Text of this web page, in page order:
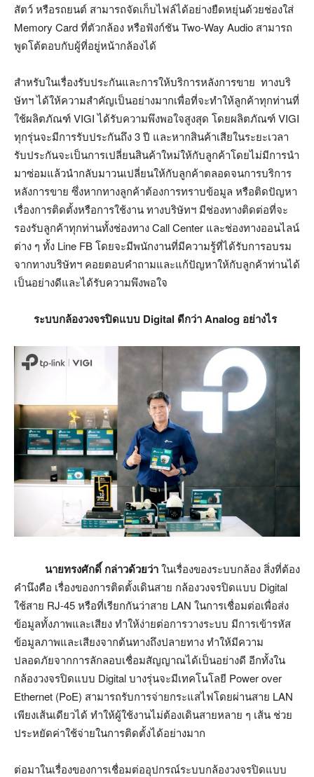
สัตว์ หรือรถยนต์ สามารถจัดเก็บไฟล์ได้อย่างยืดหยุ่นด้วยช่องใส่
Memory Card ที่ตัวกล้อง หรือฟังก์ชัน Two-Way Audio สามารถ
พูดโต้ตอบกับผู้ที่อยู่หน้ากล้องได้
สำหรับในเรื่องรับประกันและการให้บริการหลังการขาย ทางบริ
ษัทฯ ได้ให้ความสำคัญเป็นอย่างมากเพื่อที่จะทำให้ลูกค้าทุกท่านที่
ใช้ผลิตภัณฑ์ VIGI ได้รับความพึงพอใจสูงสุด โดยผลิตภัณฑ์ VIGI
ทุกรุ่นจะมีการรับประกันถึง 3 ปี และหากสินค้าเสียในระยะเวลา
รับประกันจะเป็นการเปลี่ยนสินค้าใหม่ให้กับลูกค้าโดยไม่มีการนำ
มาซ่อมแล้วนำกลับมาวนเปลี่ยนให้กับลูกค้าตลอดจนการบริการ
หลังการขาย ซึ่งหากทางลูกค้าต้องการทราบข้อมูล หรือติดปัญหา
เรื่องการติดตั้งหรือการใช้งาน ทางบริษัทฯ มีช่องทางติดต่อที่จะ
รองรับลูกค้าทุกท่านทั้งช่องทาง Call Center และช่องทางออนไลน์
ต่าง ๆ ทั้ง Line FB โดยจะมีพนักงานที่มีความรู้ที่ได้รับการอบรม
จากทางบริษัทฯ คอยตอบคำถามและแก้ปัญหาให้กับลูกค้าท่านได้
เป็นอย่างดีและได้รับความพึงพอใจ
ระบบกล้องวงจรปิดแบบ Digital ดีกว่าAnalog อย่างไร
นายทรงศักดิ์ กล่าวด้วยว่าในเรื่องของระบบกล้อง สิ่งที่ต้อง
คำนึงคือ เรื่องของการติดตั้งเดินสาย กล้องวงจรปิดแบบ Digital
ใช้สาย RJ-45 หรือที่เรียกกันว่าสาย LAN ในการเชื่อมต่อเพื่อส่ง
ข้อมูลทั้งภาพและเสียง ทำให้ง่ายต่อการวางระบบ มีการเข้ารหัส
ข้อมูลภาพและเสียงจากต้นทางถึงปลายทาง ทำให้มีความ
ปลอดภัยจากการลักลอบเชื่อมสัญญาณได้เป็นอย่างดี อีกทั้งใน
กล้องวงจรปิดแบบ Digital บางรุ่นจะมีเทคโนโลยี Power over
Ethernet (PoE) สามารถรับการจ่ายกระแสไฟโดยผ่านสาย LAN
เพียงเส้นเดียวได้ ทำให้ผู้ใช้งานไม่ต้องเดินสายหลาย ๆ เส้น ช่วย
ประหยัดค่าใช้จ่ายในการติดตั้งได้อย่างมาก
ต่อมาในเรื่องของการเชื่อมต่ออุปกรณ์ระบบกล้องวงจรปิดแบบ